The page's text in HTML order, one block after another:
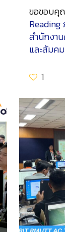
ขอขอบคุ
Reading
สำนักงา
และสัมค
1